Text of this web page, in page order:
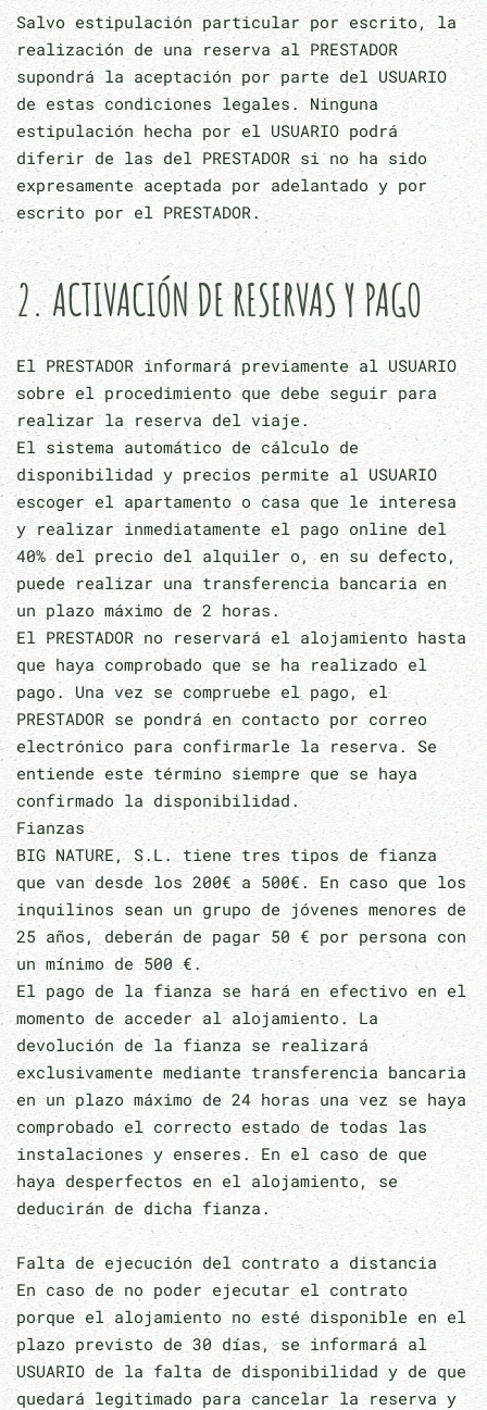
Salvo estipulación particular por escrito, la
realización de una reserva al PRESTADOR
supondrá la aceptación por parte del USUARIO
de estas condiciones legales. Ninguna
estipulación hecha por el USUARIO podrá
diferir de las del PRESTADOR si no ha sido
expresamente aceptada por adelantado y por
escrito por el PRESTADOR.
2. ACTIVACIÓN DE RESERVAS Y PAGO
El PRESTADOR informará previamente al USUARIO
sobre el procedimiento que debe seguir para
realizar la reserva del viaje.
El sistema automático de cálculo de
disponibilidad y precios permite al USUARIO
escoger el apartamento o casa que le interesa
y realizar inmediatamente el pago online del
40% del precio del alquiler o, en su defecto,
puede realizar una transferencia bancaria en
un plazo máximo de 2 horas.
El PRESTADOR no reservará el alojamiento hasta
que haya comprobado que se ha realizado el
pago. Una vez se compruebe el pago, el
PRESTADOR se pondrá en contacto por correo
electrónico para confirmarle la reserva. Se
entiende este término siempre que se haya
confirmado la disponibilidad.
Fianzas
BIG NATURE, S.L. tiene tres tipos de fianza
que van desde los 200€ a 500€. En caso que los
inquilinos sean un grupo de jóvenes menores de
25 años, deberán de pagar 50 € por persona con
un mínimo de 500 €.
El pago de la fianza se hará en efectivo en el
momento de acceder al alojamiento. La
devolución de la fianza se realizará
exclusivamente mediante transferencia bancaria
en un plazo máximo de 24 horas una vez se haya
comprobado el correcto estado de todas las
instalaciones y enseres. En el caso de que
haya desperfectos en el alojamiento, se
deducirán de dicha fianza.
Falta de ejecución del contrato a distancia
En caso de no poder ejecutar el contrato
porque el alojamiento no esté disponible en el
plazo previsto de 30 días, se informará al
USUARIO de la falta de disponibilidad y de que
quedará legitimado para cancelar la reserva y